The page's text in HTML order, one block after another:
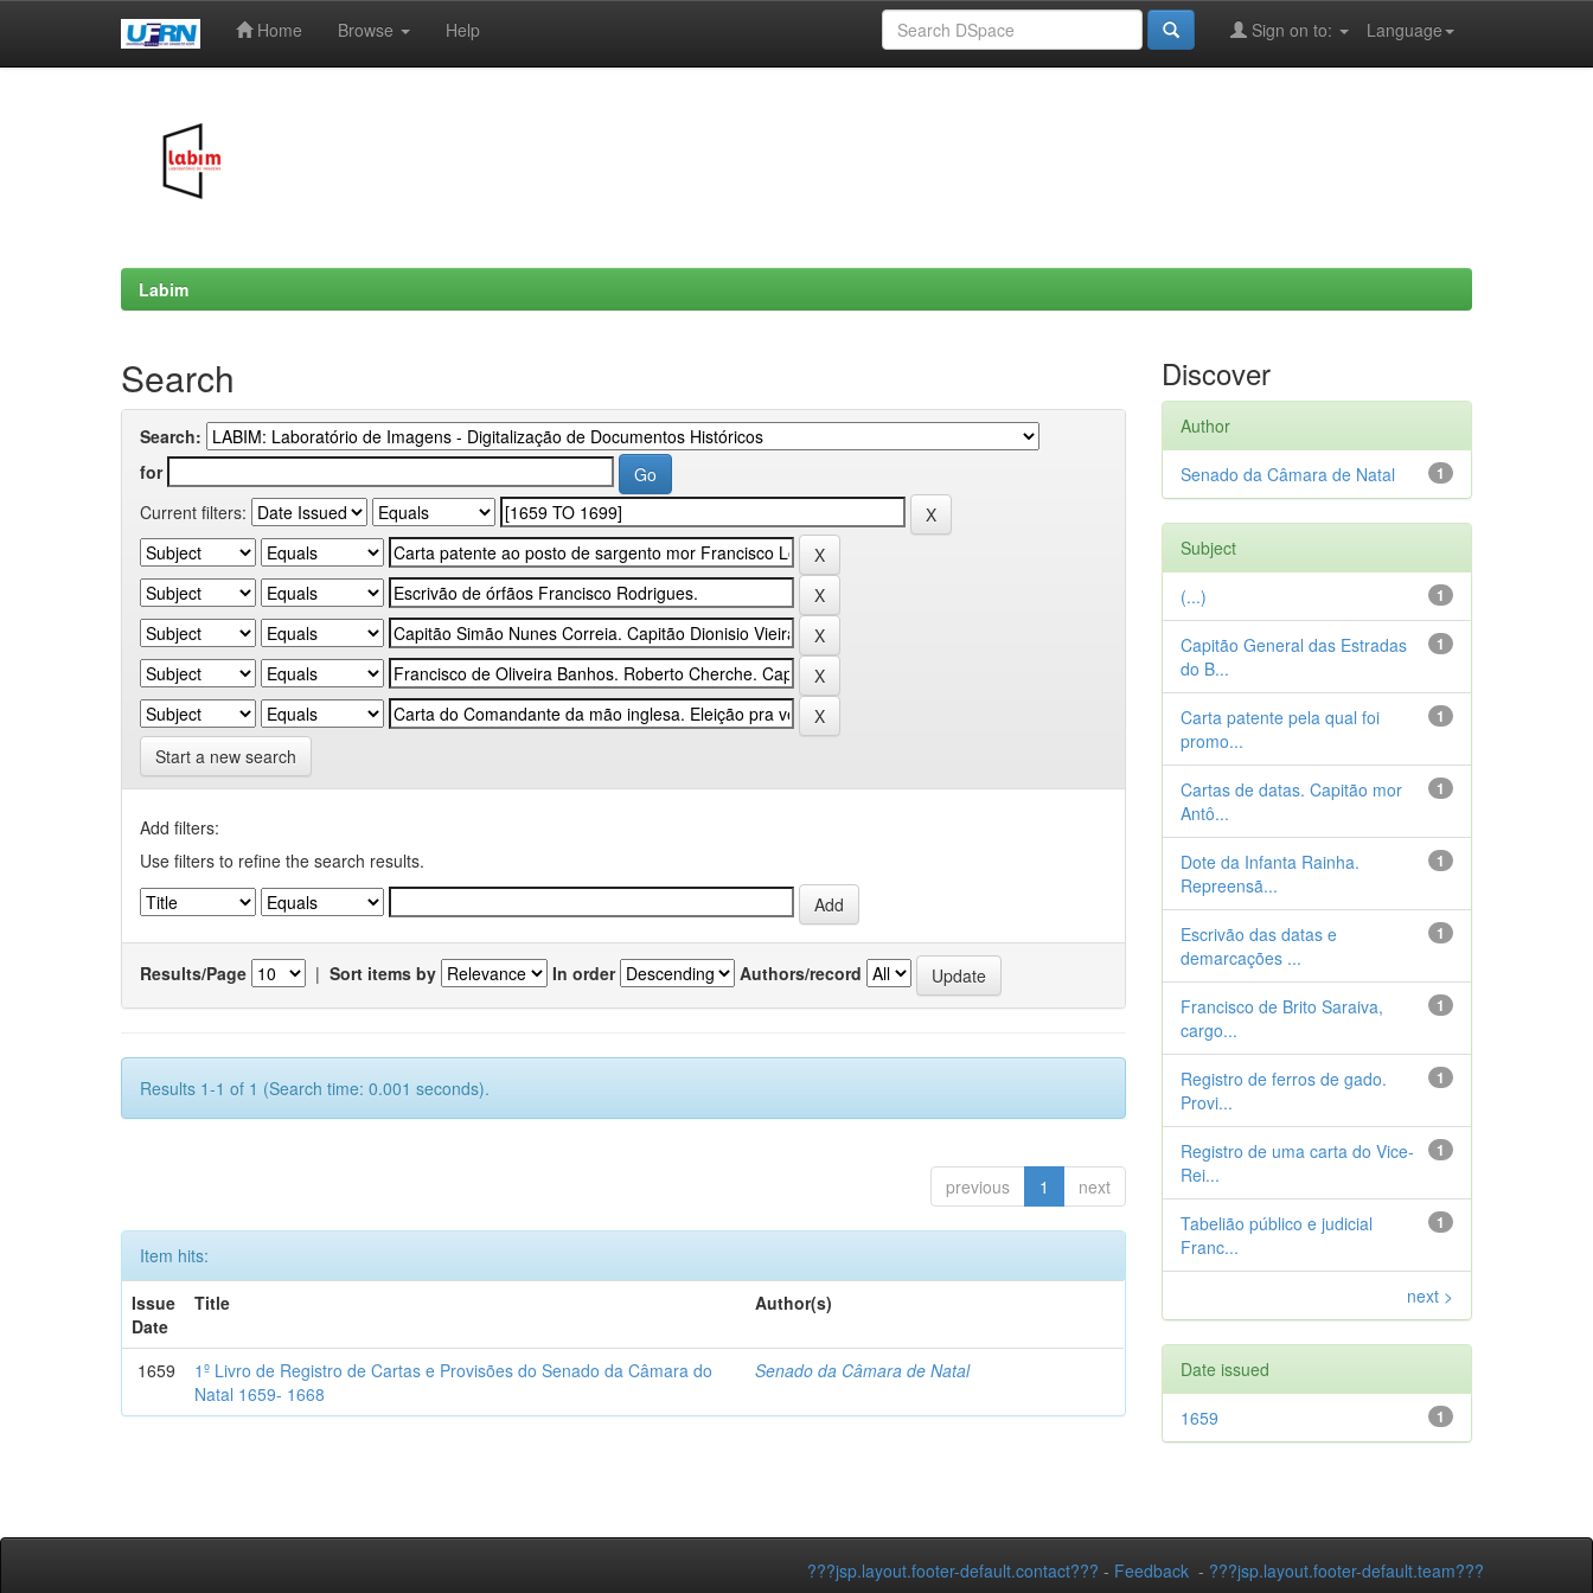
Home Browse Help Language
Sign on to:
Labim
Search
Search:
for
Current filters:
Start a new search
Add filters:
Use filters to refine the search results.
Results/Page | Sort items by In order Authors/record
Results 1-1 of 1 (Search time: 0.001 seconds).
previous 1 next
Item hits:
Issue
Date
Title Author(s)
1659
1º Livro de Registro de Cartas e Provisões do Senado da Câmara do
Natal 1659- 1668
Senado da Câmara de Natal
Discover
Author
1
Senado da Câmara de Natal
Subject
1
(...)
1
Capitão General das Estradas
do B...
1
Carta patente pela qual foi
promo...
1
Cartas de datas. Capitão mor
Antô...
1
Dote da Infanta Rainha.
Repreensã...
1
Escrivão das datas e
demarcações ...
1
Francisco de Brito Saraiva,
cargo...
1
Registro de ferros de gado.
Provi...
1
Registro de uma carta do Vice-
Rei...
1
Tabelião público e judicial
Franc...
next >
Date issued
1
1659
???jsp.layout.footer-default.contact??? - Feedback - ???jsp.layout.footer-default.team???